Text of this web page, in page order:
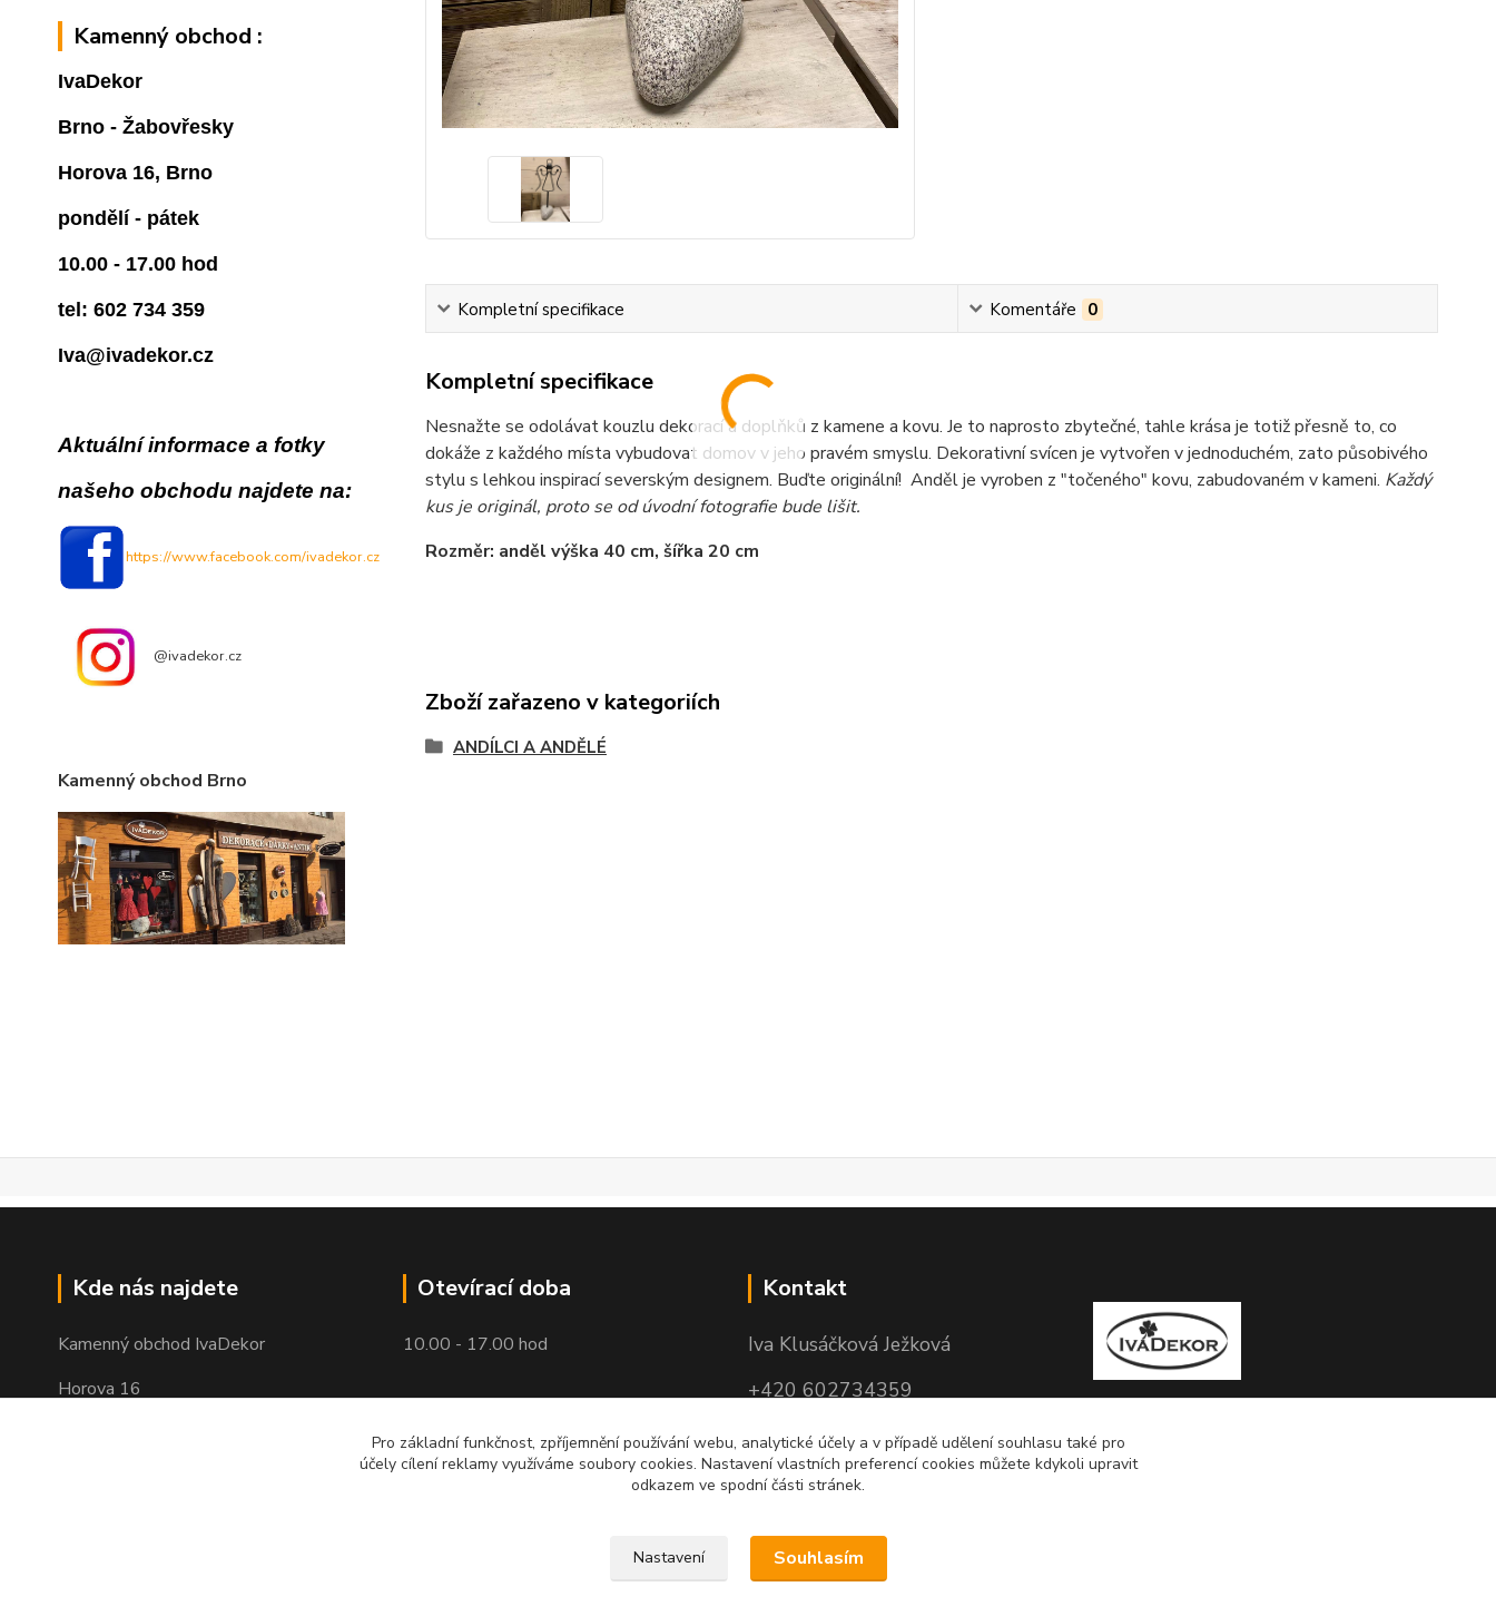
Kamenný obchod :
IvaDekor
Brno - Žabovřesky
Horova 16, Brno
pondělí - pátek
10.00 - 17.00 hod
tel: 602 734 359
Iva@ivadekor.cz
Aktuální informace a fotky
našeho obchodu najdete na:
https://www.facebook.com/ivadekor.cz
@ivadekor.cz
Kamenný obchod Brno
Kompletní specifikace Komentáře 0
Kompletní specifikace
Nesnažte se odolávat kouzlu dekorací a doplňků z kamene a kovu. Je to naprosto zbytečné, tahle krása je totiž přesně to, co
dokáže z každého místa vybudovat domov v jeho pravém smyslu. Dekorativní svícen je vytvořen v jednoduchém, zato působivého
stylu s lehkou inspirací severským designem. Buďte originální! Anděl je vyroben z "točeného" kovu, zabudovaném v kameni. Každý
kus je originál, proto se od úvodní fotografie bude lišit.
Rozměr: anděl výška 40 cm, šířka 20 cm
Zboží zařazeno v kategoriích
ANDÍLCI A ANDĚLÉ
Kde nás najdete
Kamenný obchod IvaDekor
Horova 16
Otevírací doba
10.00 - 17.00 hod
Kontakt
Iva Klusáčková Ježková
+420 602734359
(po-pá 10.00-17.00hod)
iva@ivadekor.cz
Pro základní funkčnost, zpříjemnění používání webu, analytické účely a v případě udělení souhlasu také pro
účely cílení reklamy využíváme soubory cookies. Nastavení vlastních preferencí cookies můžete kdykoli upravit
odkazem ve spodní části stránek.
Nastavení Souhlasím